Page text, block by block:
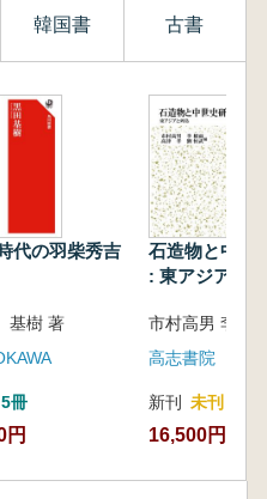
韓国書 古書
代の羽柴秀吉
樹 著
5冊
円
石造物と中世
: 東アジアと
高志書院
新刊 未刊
16,500円